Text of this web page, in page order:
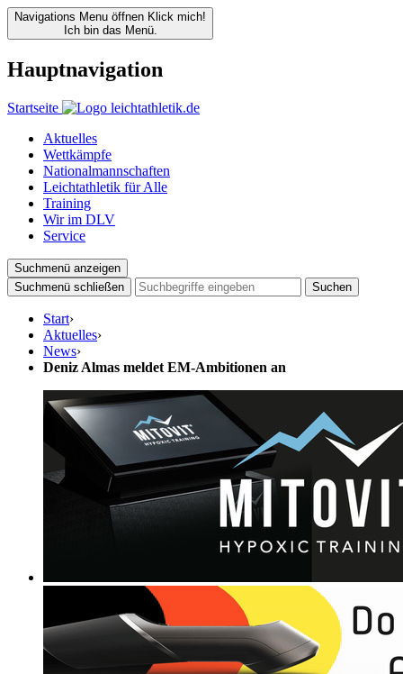
Navigations Menu öffnen Klick mich!
Ich bin das Menü.
Hauptnavigation
Startseite
Aktuelles
Wettkämpfe
Nationalmannschaften
Leichtathletik für Alle
Training
Wir im DLV
Service
Suchmenü anzeigen
Suchmenü schließen
Suchen
Start›
Aktuelles›
News›
Deniz Almas meldet EM-Ambitionen an